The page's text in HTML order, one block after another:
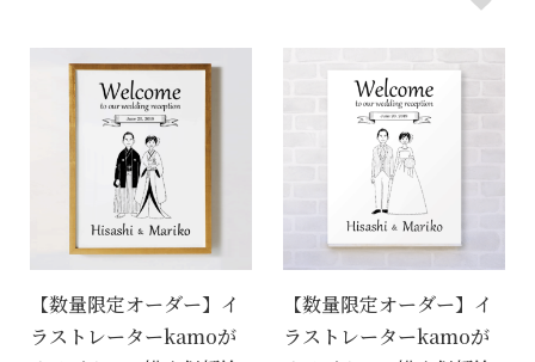
【数量限定オーダー】イ
ラストレーターkamoが
【数量限定オーダー】イ
ラストレーターkamoが